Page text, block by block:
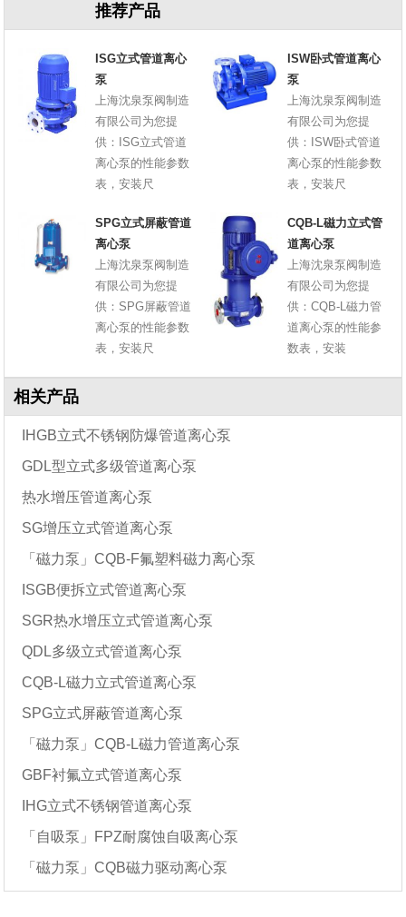
推荐产品
ISG立式管道离心
泵
上海沈泉泵阀制造
有限公司为您提
供：ISG立式管道
离心泵的性能参数
表，安装尺
ISW卧式管道离心
泵
上海沈泉泵阀制造
有限公司为您提
供：ISW卧式管道
离心泵的性能参数
表，安装尺
SPG立式屏蔽管道
离心泵
上海沈泉泵阀制造
有限公司为您提
供：SPG屏蔽管道
离心泵的性能参数
表，安装尺
CQB-L磁力立式管
道离心泵
上海沈泉泵阀制造
有限公司为您提
供：CQB-L磁力管
道离心泵的性能参
数表，安装
相关产品
IHGB立式不锈钢防爆管道离心泵
GDL型立式多级管道离心泵
热水增压管道离心泵
SG增压立式管道离心泵
「磁力泵」CQB-F氟塑料磁力离心泵
ISGB便拆立式管道离心泵
SGR热水增压立式管道离心泵
QDL多级立式管道离心泵
CQB-L磁力立式管道离心泵
SPG立式屏蔽管道离心泵
「磁力泵」CQB-L磁力管道离心泵
GBF衬氟立式管道离心泵
IHG立式不锈钢管道离心泵
「自吸泵」FPZ耐腐蚀自吸离心泵
「磁力泵」CQB磁力驱动离心泵